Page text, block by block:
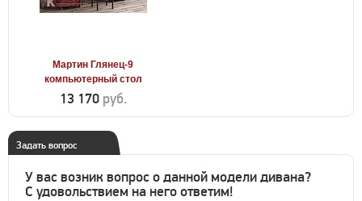
Мартин Глянец-9
компьютерный стол
13 170 руб.
Задать вопрос
У вас возник вопрос о данной модели дивана?
С удовольствием на него ответим!